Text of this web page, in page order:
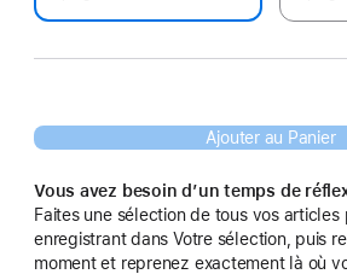
Ajouter au Panier
Vous avez besoin d’un temps de
Faites une sélection de tous vos articles
enregistrant dans Votre sélection, puis
moment et reprenez exactement là où